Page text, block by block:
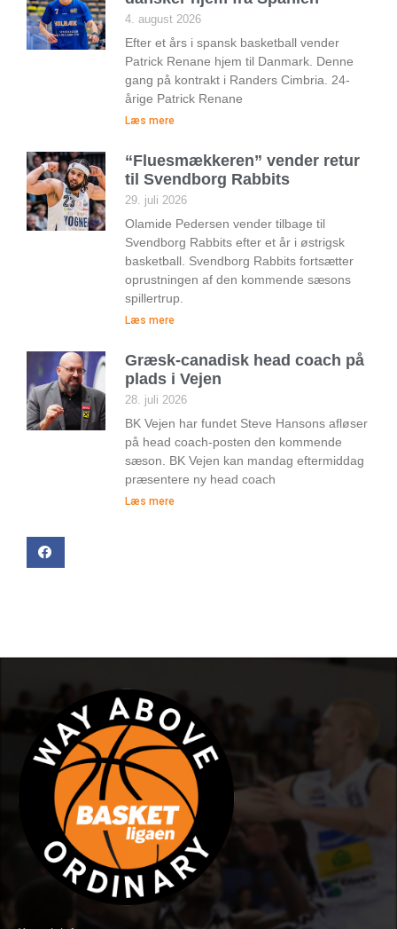
4. august 2026
Efter et års i spansk basketball vender
Patrick Renane hjem til Danmark. Denne
gang på kontrakt i Randers Cimbria. 24-
årige Patrick Renane
Læs mere
“Fluesmækkeren” vender retur
til Svendborg Rabbits
29. juli 2026
Olamide Pedersen vender tilbage til
Svendborg Rabbits efter et år i østrigsk
basketball. Svendborg Rabbits fortsætter
oprustningen af den kommende sæsons
spillertrup.
Læs mere
Græsk-canadisk head coach på
plads i Vejen
28. juli 2026
BK Vejen har fundet Steve Hansons afløser
på head coach-posten den kommende
sæson. BK Vejen kan mandag eftermiddag
præsentere ny head coach
Læs mere